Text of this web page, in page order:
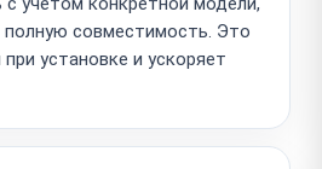
совместимость. Это
установке и ускоряет